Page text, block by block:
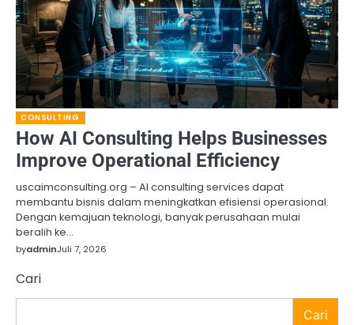
CONSULTING
How AI Consulting Helps Businesses
Improve Operational Efficiency
uscaimconsulting.org – AI consulting services dapat
membantu bisnis dalam meningkatkan efisiensi operasional.
Dengan kemajuan teknologi, banyak perusahaan mulai
beralih ke…
byadminJuli 7, 2026
Cari
Cari